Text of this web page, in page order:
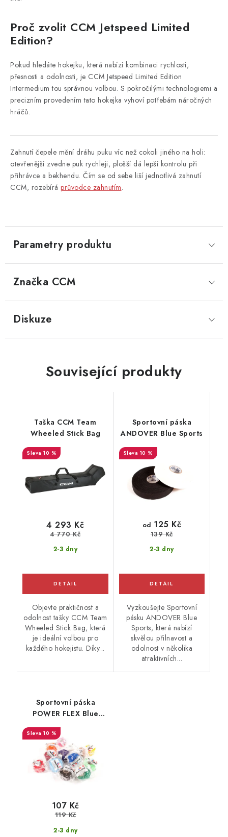
Proč zvolit CCM Jetspeed Limited
Edition?
Pokud hledáte hokejku, která nabízí kombinaci rychlosti,
přesnosti a odolnosti, je CCM Jetspeed Limited Edition
Intermedium tou správnou volbou. S pokročilými technologiemi a
precizním provedením tato hokejka vyhoví potřebám náročných
hráčů.
Zahnutí čepele mění dráhu puku víc než cokoli jiného na holi:
otevřenější zvedne puk rychleji, plošší dá lepší kontrolu při
přihrávce a bekhendu. Čím se od sebe liší jednotlivá zahnutí
CCM, rozebírá průvodce zahnutím.
Parametry produktu
Značka CCM
Diskuze
Související produkty
Taška CCM Team
Wheeled Stick Bag
10 %
2-3 dny
4 293 Kč
4 770 Kč
Objevte praktičnost a
odolnost tašky CCM Team
Wheeled Stick Bag, která
je ideální volbou pro
každého hokejistu. Díky...
Sportovní páska
ANDOVER Blue Sports
10 %
2-3 dny
od 125 Kč
139 Kč
Vyzkoušejte Sportovní
pásku ANDOVER Blue
Sports, která nabízí
skvělou přilnavost a
odolnost v několika
atraktivních...
Sportovní páska
POWER FLEX Blue
Sports
10 %
2-3 dny
107 Kč
119 Kč